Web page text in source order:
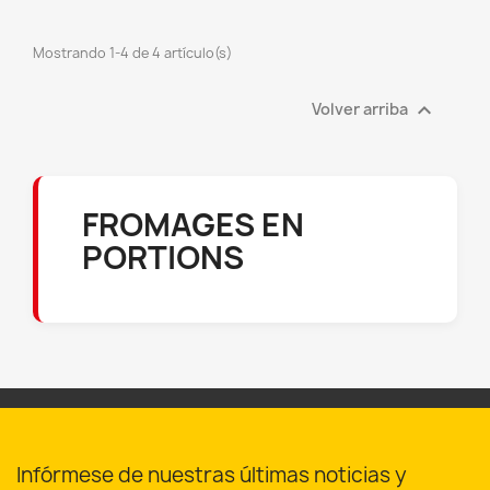
Mostrando 1-4 de 4 artículo(s)
Volver arriba 
FROMAGES EN
PORTIONS
Infórmese de nuestras últimas noticias y